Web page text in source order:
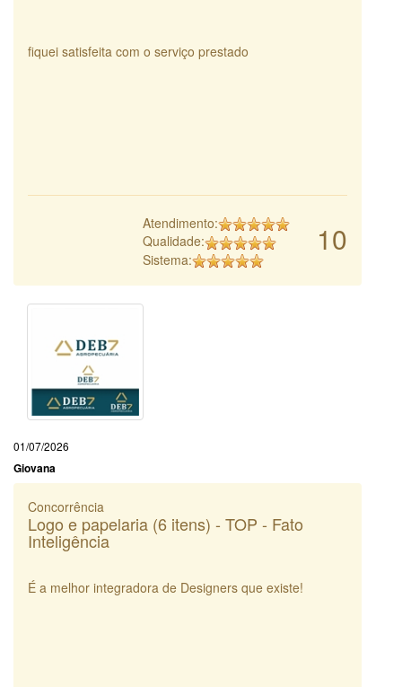
fiquei satisfeita com o serviço prestado
10
Atendimento:
Qualidade:
Sistema:
01/07/2026
Giovana
Concorrência
Logo e papelaria (6 itens) - TOP - Fato
Inteligência
É a melhor integradora de Designers que existe!